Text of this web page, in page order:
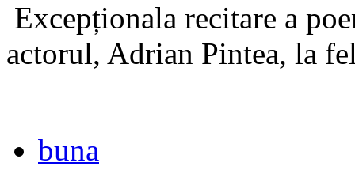
Excepționala recitare a
actorul, Adrian Pintea, la
buna